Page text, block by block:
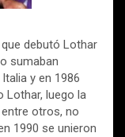
debutó Lothar
sumaban
y en 1986
Lothar, luego la
entre otros, no
1990 se unieron